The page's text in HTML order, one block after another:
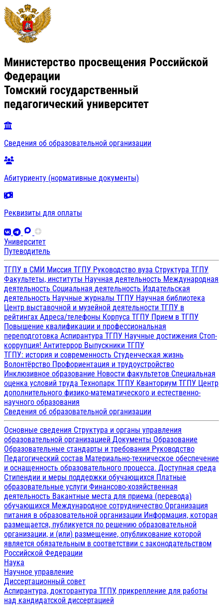
Министерство просвещения Российской
Федерации
Томский государственный
педагогический университет
Сведения об образовательной организации
Абитуриенту (нормативные документы)
Реквизиты для оплаты
Университет
Путеводитель
ТГПУ в СМИ Миссия ТГПУ Руководство вуза Структура ТГПУ
Факультеты, институты Научная деятельность Международная
деятельность Социальная деятельность Издательская
деятельность Научные журналы ТГПУ Научная библиотека
Центр выставочной и музейной деятельности ТГПУ в
рейтингах Адреса/телефоны Корпуса ТГПУ Прием в ТГПУ
Повышение квалификации и профессиональная
переподготовка Аспирантура ТГПУ Научные достижения Стоп-
коррупция! Антитеррор Выпускники ТГПУ
ТГПУ: история и современность Студенческая жизнь
Волонтёрство Профориентация и трудоустройство
Инклюзивное образование Новости факультетов Специальная
оценка условий труда Технопарк ТГПУ Кванториум ТГПУ Центр
дополнительного физико-математического и естественно-
научного образования
Сведения об образовательной организации
Основные сведения Структура и органы управления
образовательной организацией Документы Образование
Образовательные стандарты и требования Руководство
Педагогический состав Материально-техническое обеспечение
и оснащенность образовательного процесса. Доступная среда
Стипендии и меры поддержки обучающихся Платные
образовательные услуги Финансово-хозяйственная
деятельность Вакантные места для приема (перевода)
обучающихся Международное сотрудничество Организация
питания в образовательной организации Информация, которая
размещается, публикуется по решению образовательной
организации, и (или) размещение, опубликование которой
является обязательным в соответствии с законодательством
Российской Федерации
Наука
Научное управление
Диссертационный совет
Аспирантура, докторантура ТГПУ, прикрепление для работы
над кандидатской диссертацией